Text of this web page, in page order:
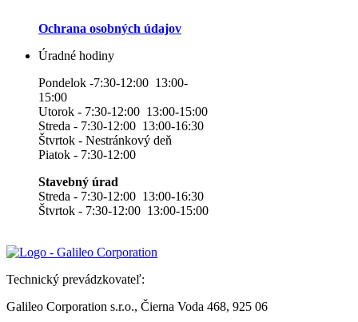
Ochrana osobných údajov
Úradné hodiny
Pondelok -7:30-12:00 13:00-
15:00
Utorok - 7:30-12:00 13:00-15:00
Streda - 7:30-12:00 13:00-16:30
Štvrtok - Nestránkový deň
Piatok - 7:30-12:00
Stavebný úrad
Streda - 7:30-12:00 13:00-16:30
Štvrtok - 7:30-12:00 13:00-15:00
Technický prevádzkovateľ:
Galileo Corporation s.r.o., Čierna Voda 468, 925 06